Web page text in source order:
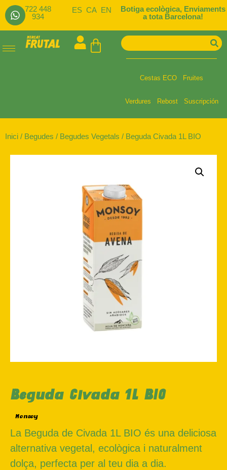
722 448
934
Botiga ecològica, Enviaments
a tota Barcelona!
ES CA EN
Cestas ECO Fruites
Verdures Rebost Suscripción
Inici / Begudes / Begudes Vegetals / Beguda Civada 1L BIO
Beguda Civada 1L BIO
Monsoy
La Beguda de Civada 1L BIO és una deliciosa
alternativa vegetal, ecològica i naturalment
dolça, perfecta per al teu dia a dia.